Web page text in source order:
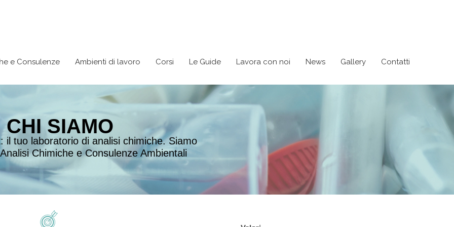
e Consulenze Ambienti di lavoro Corsi Le Guide Lavora con noi News Gallery Contatti
CHI SIAMO
il tuo laboratorio di analisi chimiche. Siamo
Chimiche e Consulenze Ambientali